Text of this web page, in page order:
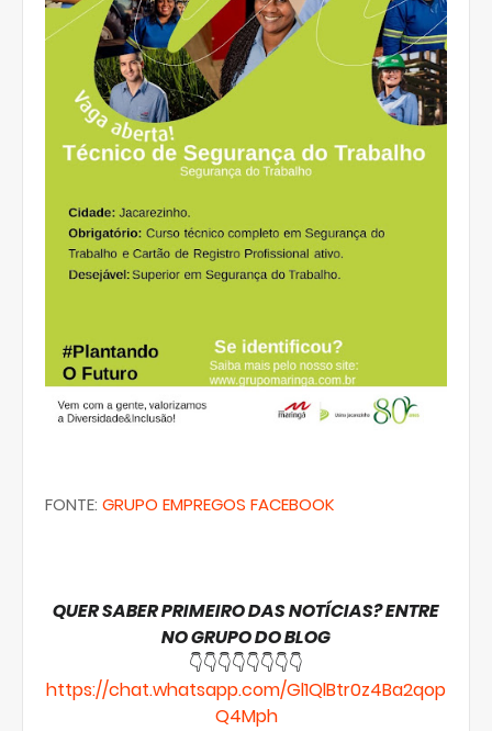
FONTE: GRUPO EMPREGOS FACEBOOK
QUER SABER PRIMEIRO DAS NOTÍCIAS? ENTRE
NO GRUPO DO BLOG
👇👇👇👇👇👇👇👇
https://chat.whatsapp.com/Gl1QlBtr0z4Ba2qop
Q4Mph